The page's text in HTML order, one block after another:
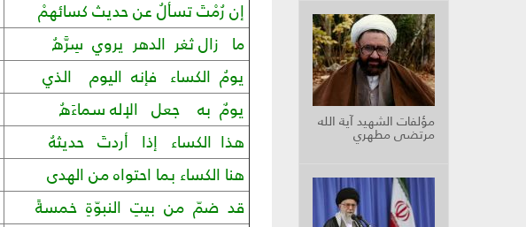
مؤلفات الشهيد آية الله
مرتضى مطهري
إن رُمْتَ تسألُ عن حديث كسائهمْ
ما زال ثغر الدهر يروي سِرَّهُ
يومُ الكساء فإنه اليوم الذي
يومٌ به جعل الإله سماءَهُ
هذا الكساء إذا أردتَ حديثهُ
هنا الكساء بما احتواه من الهدى
قد ضمّ من بيتِ النبوّةِ خمسةً